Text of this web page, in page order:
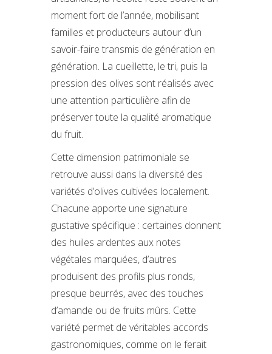
moment fort de l’année, mobilisant
familles et producteurs autour d’un
savoir-faire transmis de génération en
génération. La cueillette, le tri, puis la
pression des olives sont réalisés avec
une attention particulière afin de
préserver toute la qualité aromatique
du fruit.
Cette dimension patrimoniale se
retrouve aussi dans la diversité des
variétés d’olives cultivées localement.
Chacune apporte une signature
gustative spécifique : certaines donnent
des huiles ardentes aux notes
végétales marquées, d’autres
produisent des profils plus ronds,
presque beurrés, avec des touches
d’amande ou de fruits mûrs. Cette
variété permet de véritables accords
gastronomiques, comme on le ferait